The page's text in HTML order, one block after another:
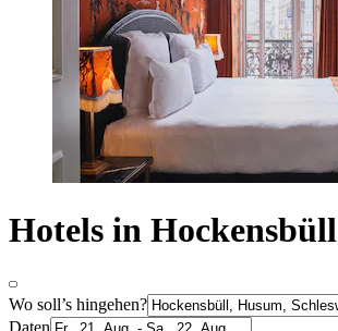
Hotels in Hockensbüll
Wo soll’s hingehen?
Daten